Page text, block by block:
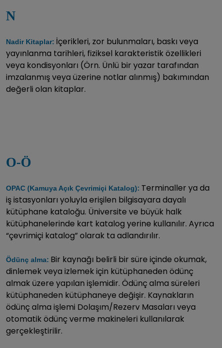
N
Nadir Kitaplar: İçerikleri, zor bulunmaları, baskı veya
yayınlanma tarihleri, fiziksel karakteristik özellikleri
veya kondisyonları (Örn. Ünlü bir yazar tarafından
imzalanmış veya üzerine notlar alınmış) bakımından
değerli olan kitaplar.
O-Ö
OPAC (Kamuya Açık Çevrimiçi Katalog): Terminaller ya da
iş istasyonları yoluyla erişilen bilgisayara dayalı
kütüphane kataloğu. Üniversite ve büyük halk
kütüphanelerinde kart katalog yerine kullanılır. Ayrıca
“çevrimiçi katalog” olarak ta adlandırılır.
Ödünç alma: Bir kaynağı belirli bir süre içinde okumak,
dinlemek veya izlemek için kütüphaneden ödünç
almak üzere yapılan işlemidir. Ödünç alma süreleri
kütüphaneden kütüphaneye değişir. Kaynakların
ödünç alma işlemi Dolaşım/Rezerv Masaları veya
otomatik ödünç verme makineleri kullanılarak
gerçekleştirilir.